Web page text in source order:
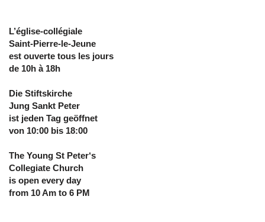
L’église-collégiale
Saint-Pierre-le-Jeune
est ouverte tous les jours
de 10h à 18h
Die Stiftskirche
Jung Sankt Peter
ist jeden Tag geöffnet
von 10:00 bis 18:00
The Young St Peter‘s
Collegiate Church
is open every day
from 10 Am to 6 PM